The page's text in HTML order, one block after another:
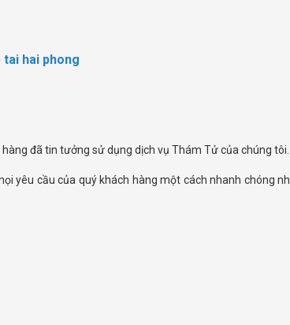
hai phong
đã tin tưởng sử dụng dịch vụ Thám Tử của chúng tôi.
yêu cầu của quý khách hàng một cách nhanh chóng